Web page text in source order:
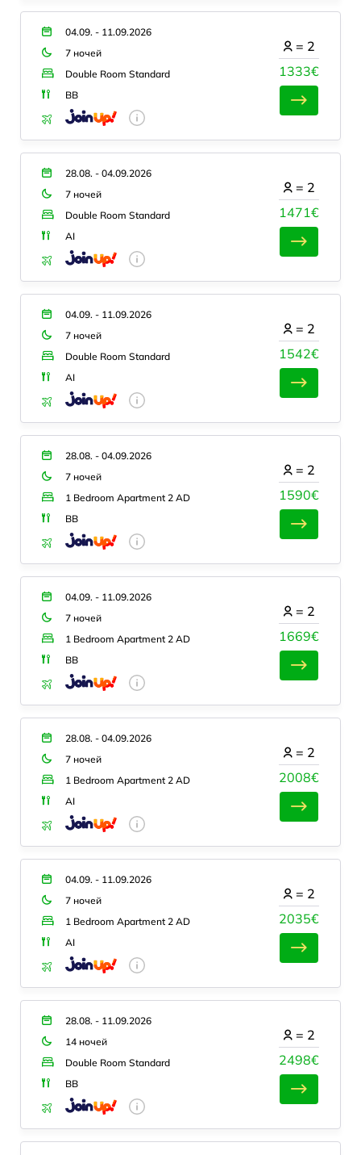
04.09. - 11.09.2026
7 ночей
Double Room Standard
BB
1333€
= 2
28.08. - 04.09.2026
7 ночей
Double Room Standard
AI
1471€
= 2
04.09. - 11.09.2026
7 ночей
Double Room Standard
AI
1542€
= 2
28.08. - 04.09.2026
7 ночей
1 Bedroom Apartment 2 AD
BB
1590€
= 2
04.09. - 11.09.2026
7 ночей
1 Bedroom Apartment 2 AD
BB
1669€
= 2
28.08. - 04.09.2026
7 ночей
1 Bedroom Apartment 2 AD
AI
2008€
= 2
04.09. - 11.09.2026
7 ночей
1 Bedroom Apartment 2 AD
AI
2035€
= 2
28.08. - 11.09.2026
14 ночей
Double Room Standard
BB
2498€
= 2